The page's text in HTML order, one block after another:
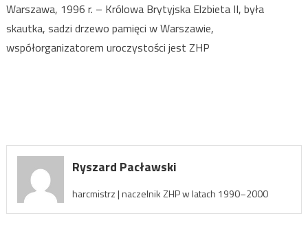
Warszawa, 1996 r. – Królowa Brytyjska Elzbieta II, była
skautka, sadzi drzewo pamięci w Warszawie,
współorganizatorem uroczystości jest ZHP
Ryszard Pacławski
harcmistrz | naczelnik ZHP w latach 1990–2000